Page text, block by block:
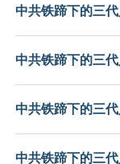
中共铁蹄下的三代
中共铁蹄下的三代
中共铁蹄下的三代
中共铁蹄下的三代